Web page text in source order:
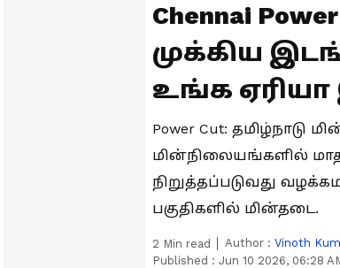
Chennai
முக்கிய
உங்க ஏரியா
Power Cut:
மின்நிலையங்களில்
நிறுத்தப்படுவது
பகுதிகளில் மின்தடை.
2 Min read Author : Vinoth
Published : Jun 10 2026, 06:28